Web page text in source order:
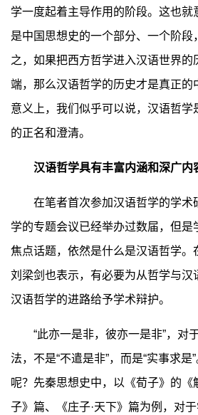
学一度起着主导作用的阶段。这也就
是中国思想史的一个部分、一个阶段
之，如果把西方哲学进入汉语世界的
端，那么汉语哲学的历史才是真正的
意义上，我们似乎可以说，汉语哲学
的正名和澄清。
汉语哲学具有丰富内涵和深广内
在笔者首次参加汉语哲学的学术
学的专题会议已经举办过数届，但是
焦点话题，依然是什么是汉语哲学。
刘梁剑也表示，有必要为从哲学与汉
汉语哲学的进路给予学术辩护。
“此亦一是非，彼亦一是非”，对
法，不是“不遣是非”，而是“实事求是
呢？先秦思想史中，以《荀子》的《
子》篇、《庄子·天下》篇为例，对于